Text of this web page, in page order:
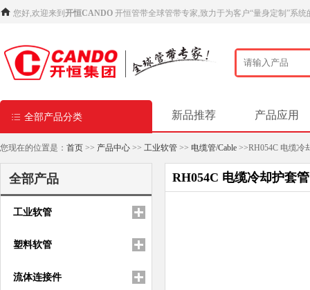
您好,欢迎来到 开恒CANDO 开恒管带全球管带专家,致力于为客户“量身定制”系统
全部产品分类 新品推荐 产品应用
您现在的位置是： 首页 >> 产品中心 >> 工业软管 >> 电缆管/Cable >>RH054C 电缆冷
全部产品
工业软管
塑料软管
流体连接件
RH054C 电缆冷却护套管